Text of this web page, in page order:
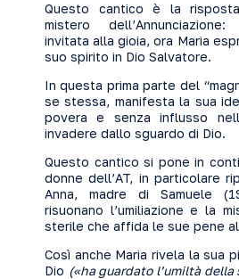
Questo cantico è la
mistero
invitata alla gioia, ora Maria
suo spirito in Dio Salvatore.
In questa prima parte del
se stessa, manifesta la sua
povera e senza influsso
invadere dallo sguardo di Dio.
Questo cantico si pone in
donne dell’AT, in particolare
Anna, madre di Samuele
risuonano l’umiliazione e la
sterile che affida le sue pene
Così anche Maria rivela la sua
Dio («ha guardato l’umiltà della